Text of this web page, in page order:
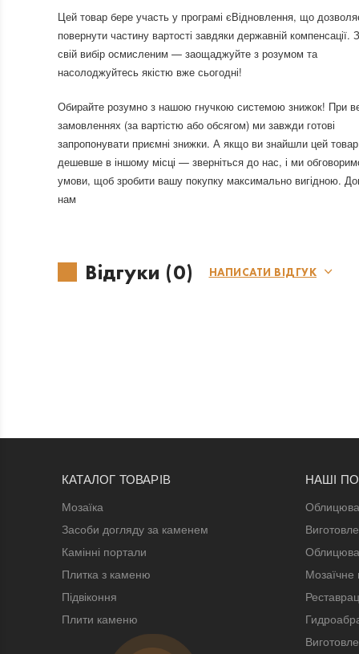
Цей товар бере участь у програмі єВідновлення, що
повернути частину вартості завдяки державній компенсації.
свій вибір осмисленим — заощаджуйте з розумом та
насолоджуйтесь якістю вже сьогодні!
Обирайте розумно з нашою гнучкою системою знижок! При
замовленнях (за вартістю або обсягом) ми завжди готові
запропонувати приємні знижки. А якщо ви знайшли цей товар
дешевше в іншому місці — зверніться до нас, і ми
умови, щоб зробити вашу покупку максимально вигідною.
нам
Відгуки (0) НАПИСАТИ ВІДГУК
КАТАЛОГ ТОВАРІВ
Мозаїка
Засоби догляду за каменем
Камінні портали
Плитка з каменю
Підвіконня
Плити каменю
НАШІ